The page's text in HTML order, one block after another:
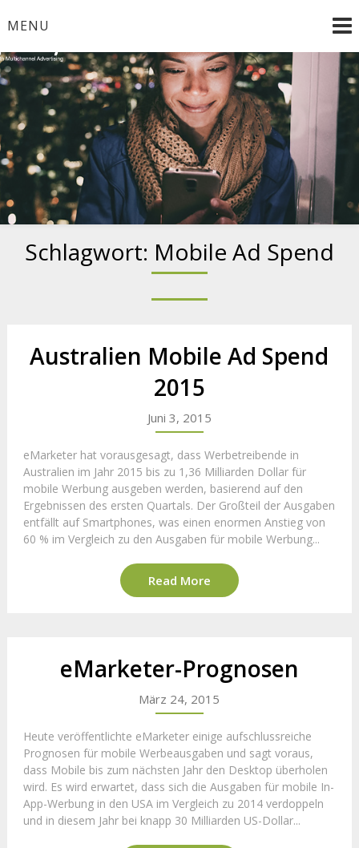
toMENU
Smooth Multichannel Advertising
Schlagwort: Mobile Ad Spend
Australien Mobile Ad Spend
2015
Juni 3, 2015
eMarketer hat vorausgesagt, dass Werbetreibende in
Australien im Jahr 2015 bis zu 1,36 Milliarden Dollar für
mobile Werbung ausgeben werden, basierend auf den
Ergebnissen des ersten Quartals. Der Großteil der Ausgaben
entfällt auf Smartphones, was einen enormen Anstieg von
60 % im Vergleich zu den Ausgaben für mobile Werbung...
Read More
eMarketer-Prognosen
März 24, 2015
Heute veröffentlichte eMarketer einige aufschlussreiche
Prognosen für mobile Werbeausgaben und sagt voraus,
dass Mobile bis zum nächsten Jahr den Desktop überholen
wird. Es wird erwartet, dass sich die Ausgaben für mobile In-
App-Werbung in den USA im Vergleich zu 2014 verdoppeln
und in diesem Jahr bei knapp 30 Milliarden US-Dollar...